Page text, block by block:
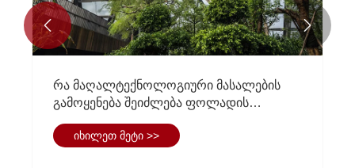
რა მაღალტექნოლოგიური მასალების
გამოყენება შეიძლება ფოლადის
იხილეთ მეტი >>
 